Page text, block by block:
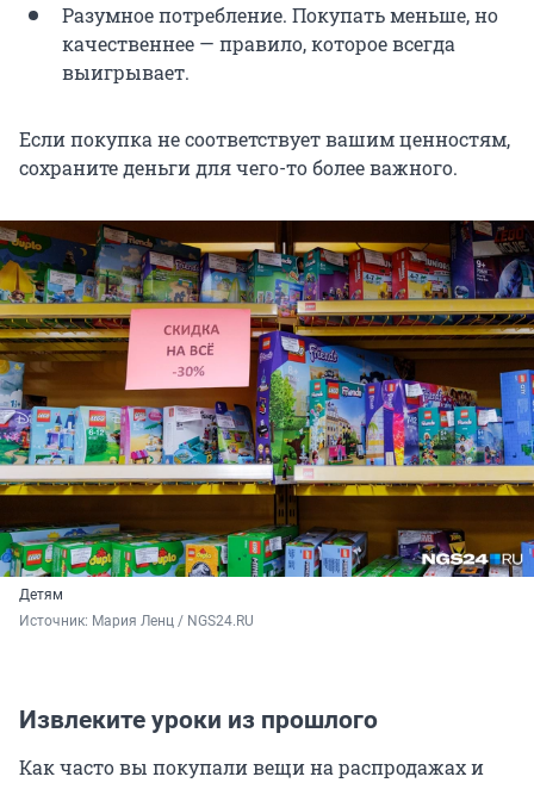
Разумное потребление. Покупать меньше, но
качественнее — правило, которое всегда
выигрывает.
Если покупка не соответствует вашим ценностям,
сохраните деньги для чего-то более важного.
Детям
Источник: Мария Ленц / NGS24.RU
Извлеките уроки из прошлого
Как часто вы покупали вещи на распродажах и